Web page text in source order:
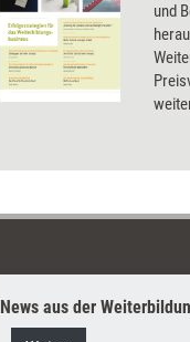
und
News aus der